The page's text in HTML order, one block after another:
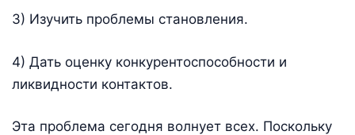
3) Изучить проблемы становления.
4) Дать оценку конкурентоспособности и
ликвидности контактов.
Эта проблема сегодня волнует всех. Поскольку